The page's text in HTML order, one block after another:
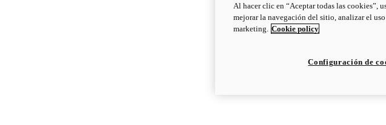
Al hacer clic en “Aceptar todas las cookies”,
mejorar la navegación del sitio, analizar el
marketing. Cookie policy
Configuración de